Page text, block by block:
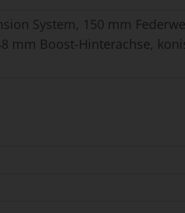
System, 150 mm
mm Boost-Hinterachse,